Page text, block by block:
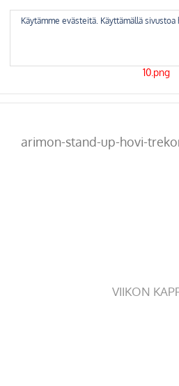
arimon-stand-up-hovi-
VIIKON
Käytämme evästeitä. Käyttämällä